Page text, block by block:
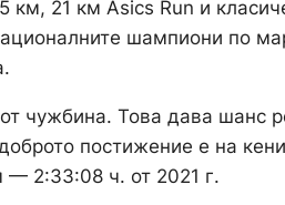
21 км Asics Run и
шампиони по
чужбина. Това дава шанс
постижение е на
— 2:33:08 ч. от 2021 г.